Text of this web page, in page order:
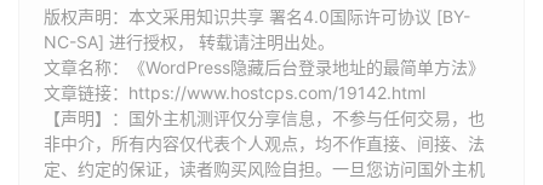
版权声明：本文采用知识共享 署名4.0国际许可协议 [BY-
NC-SA] 进行授权， 转载请注明出处。
文章名称：《WordPress隐藏后台登录地址的最简单方法》
文章链接： https://www.hostcps.com/19142.html
【声明】：国外主机测评仅分享信息，不参与任何交易，也
非中介，所有内容仅代表个人观点，均不作直接、间接、法
定、约定的保证，读者购买风险自担。一旦您访问国外主机